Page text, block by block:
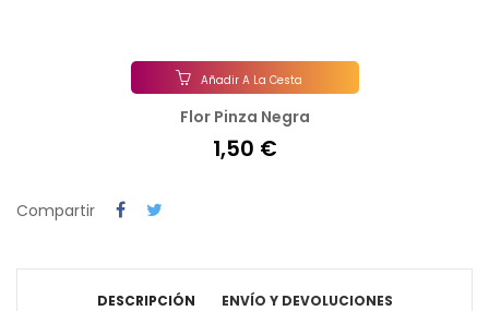
Añadir A La Cesta
Flor Pinza Negra
1,50 €
Compartir
DESCRIPCIÓN ENVÍO Y DEVOLUCIONES